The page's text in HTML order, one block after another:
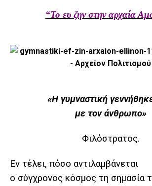
“Το ευ ζην στην αρχαία
«Η γυμναστική
με τον άνθρωπο»
Φιλόστρατος.
Εν τέλει, πόσο αντιλαμβάνεται
ο σύγχρονος κόσμος τη σημασία